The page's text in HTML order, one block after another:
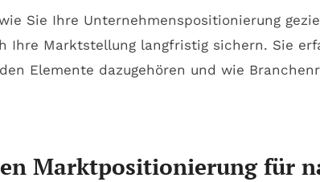
Sie Ihre Unternehmenspositionierung
Ihre Marktstellung langfristig sichern. Sie
Elemente dazugehören und wie
Marktpositionierung für